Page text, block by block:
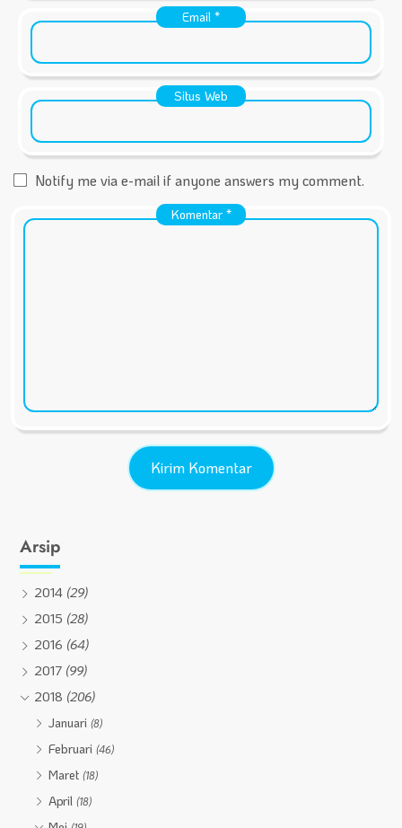
Email *
Situs Web
Notify me via e-mail if anyone answers my comment.
Komentar *
Arsip
2014 (29)
2015 (28)
2016 (64)
2017 (99)
2018 (206)
Januari(8)
Februari(46)
Maret(18)
April(18)